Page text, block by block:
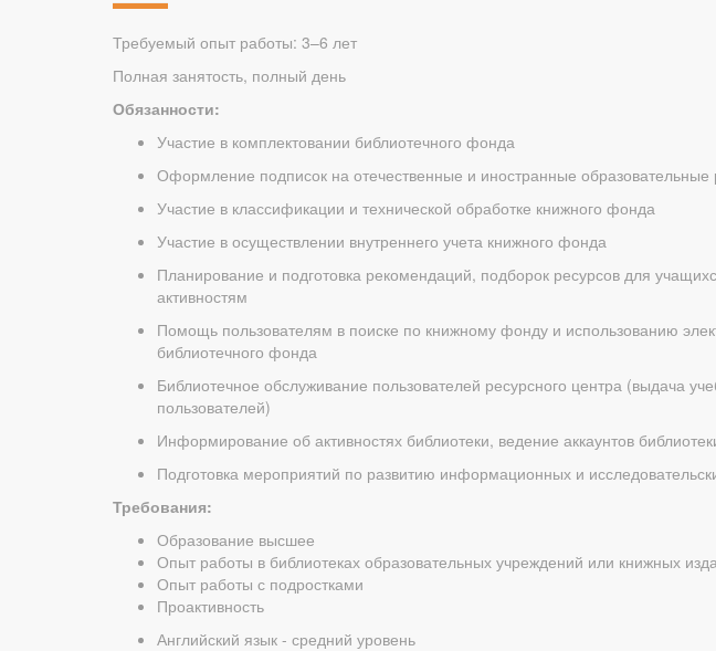
Требуемый опыт работы: 3–6 лет
Полная занятость, полный день
Обязанности:
Участие в комплектовании библиотечного фонда
Оформление подписок на отечественные и иностранные образовательные
Участие в классификации и технической обработке книжного фонда
Участие в осуществлении внутреннего учета книжного фонда
Планирование и подготовка рекомендаций, подборок ресурсов для
активностям
Помощь пользователям в поиске по книжному фонду и использованию
библиотечного фонда
Библиотечное обслуживание пользователей ресурсного центра (выдача
пользователей)
Информирование об активностях библиотеки, ведение аккаунтов
Подготовка мероприятий по развитию информационных и
Требования:
Образование высшее
Опыт работы в библиотеках образовательных учреждений или книжных
Опыт работы с подростками
Проактивность
Английский язык - средний уровень